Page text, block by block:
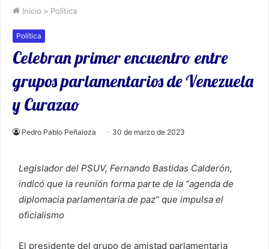
Inicio > Política
Política
Celebran primer encuentro entre
grupos parlamentarios de Venezuela
y Curazao
Pedro Pablo Peñaloza 30 de marzo de 2023
Legislador del PSUV, Fernando Bastidas Calderón,
indicó que la reunión forma parte de la “agenda de
diplomacia parlamentaria de paz” que impulsa el
oficialismo
El presidente del grupo de amistad parlamentaria